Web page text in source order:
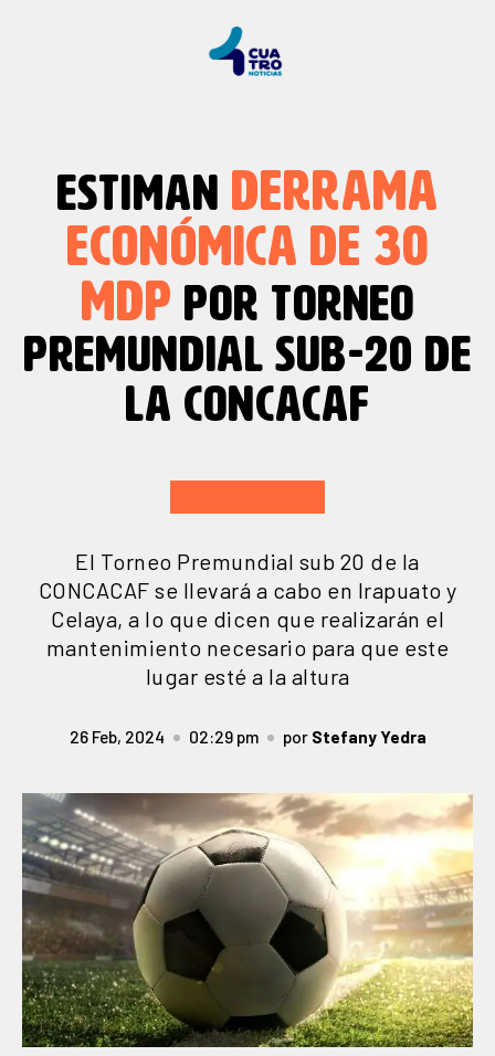
ESTIMAN DERRAMA
ECONÓMICA DE 30
MDP POR TORNEO
PREMUNDIAL SUB-20 DE
LA CONCACAF
El Torneo Premundial sub 20 de la
CONCACAF se llevará a cabo en Irapuato y
Celaya, a lo que dicen que realizarán el
mantenimiento necesario para que este
lugar esté a la altura
26 Feb, 2024 02:29 pm por Stefany Yedra